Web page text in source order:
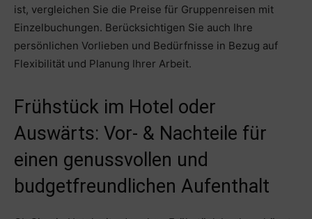
ist, vergleichen Sie die Preise für Gruppenreisen mit
Einzelbuchungen. Berücksichtigen Sie auch Ihre
persönlichen Vorlieben und Bedürfnisse in Bezug auf
Flexibilität und Planung Ihrer Arbeit.
Frühstück im Hotel oder
Auswärts: Vor- & Nachteile für
einen genussvollen und
budgetfreundlichen Aufenthalt